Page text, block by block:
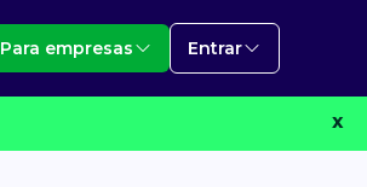
Para empresas Entrar
X